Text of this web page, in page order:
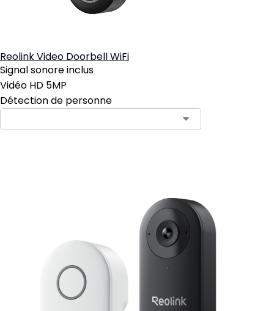
Reolink Video Doorbell WiFi
Signal sonore inclus
Vidéo HD 5MP
Détection de personne